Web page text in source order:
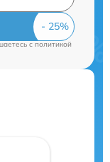
cполитикой